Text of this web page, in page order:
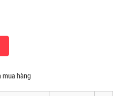
mua hàng